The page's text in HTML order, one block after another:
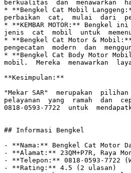
berkualitas  dan  menawarkan
* **Bengkel Cat Mobil
perbaikan  cat,  mulai  dari
* **KEMBAR MOTOR:**
jenis  cat  mobil  untuk
* **Bengkel Cat Motor &
pengecatan  modern  dan
* **Bengkel Cat Body Motor
mobil.  Mereka  menawarkan
**Kesimpulan:**
"Mekar SAR"  merupakan
pelayanan  yang  ramah  dan
0818-0593-7722  untuk
## Informasi Bengkel
- **Nama:** Bengkel Cat Motor
- **Alamat:** 23QM+P7R, Raya
- **Telepon:** 0818-0593-7722
- **Rating:** 4.5 (2 ulasan)